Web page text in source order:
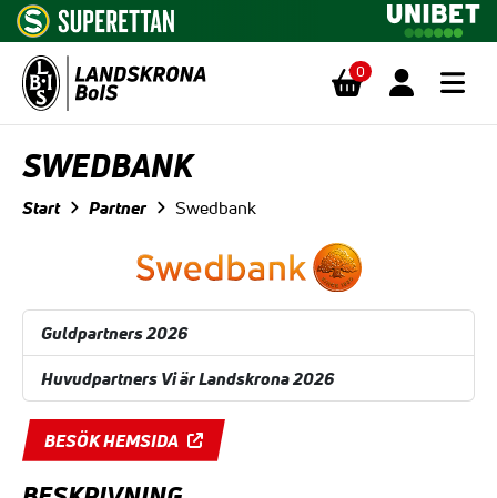
0
SWEDBANK
Start Partner Swedbank
Guldpartners 2026
Huvudpartners Vi är Landskrona 2026
BESÖK HEMSIDA